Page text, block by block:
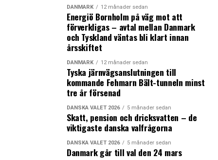
– Vi anser att vi ska ha en gemensam trafik och vi har
med tester visat att det går. Att vända tågen på Kastrup
när en stor del av kunderna åker till Malmö C ser inte vi
som hållbart. Att tiominuterstrafiken inte finns kvar
tror vi är en viktig orsak till att vi har tappat så många
resor, säger Linus Eriksson.
Han menar att frågan nu ligger på den danska sidan och
att Skånetrafiken vill se en så snar omläggning av
trafiken som möjligt.
– Men vi är beroende av att DSB och Trafikministeriet
hittar en lösning. Vi betalar för trafiken på den svenska
sidan gränsen, säger han.
DANMARK 12 månader sedan
Energiö Bornholm på väg mot att
förverkligas – avtal mellan Danmark
och Tyskland väntas bli klart innan
årsskiftet
DANMARK 12 månader sedan
Tyska järnvägsanslutningen till
kommande Fehmarn Bält-tunneln minst
tre år försenad
DANSKA VALET 2026 5 månader sedan
Skatt, pension och dricksvatten – de
viktigaste danska valfrågorna
DANSKA VALET 2026 5 månader sedan
Danmark går till val den 24 mars